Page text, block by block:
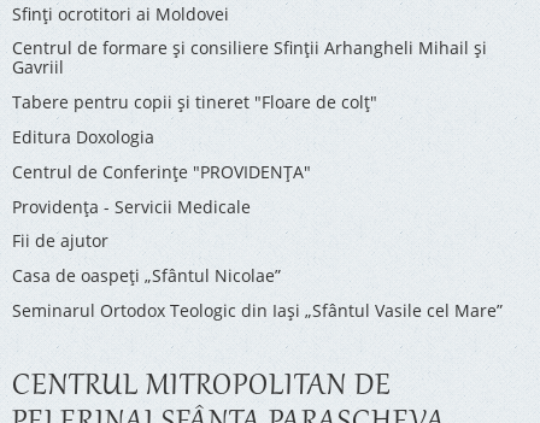
Sfinți ocrotitori ai Moldovei
Centrul de formare și consiliere Sfinții Arhangheli Mihail și
Gavriil
Tabere pentru copii şi tineret "Floare de colţ"
Editura Doxologia
Centrul de Conferinţe "PROVIDENŢA"
Providenţa - Servicii Medicale
Fii de ajutor
Casa de oaspeți „Sfântul Nicolae”
Seminarul Ortodox Teologic din Iași „Sfântul Vasile cel Mare”
CENTRUL MITROPOLITAN DE